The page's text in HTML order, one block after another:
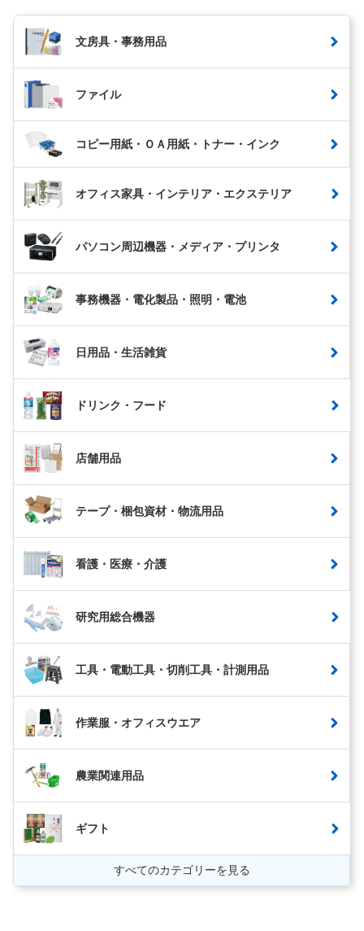
文房具・事務用品
ファイル
コピー用紙・ＯＡ用紙・トナー・インク
オフィス家具・インテリア・エクステリア
パソコン周辺機器・メディア・プリンタ
事務機器・電化製品・照明・電池
日用品・生活雑貨
ドリンク・フード
店舗用品
テープ・梱包資材・物流用品
看護・医療・介護
研究用総合機器
工具・電動工具・切削工具・計測用品
作業服・オフィスウエア
農業関連用品
ギフト
すべてのカテゴリーを見る